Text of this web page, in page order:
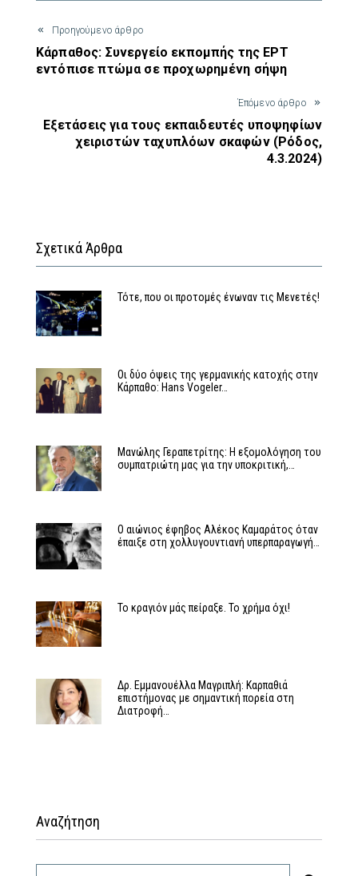
Προηγούμενο άρθρο
Κάρπαθος: Συνεργείο εκπομπής της ΕΡΤ
εντόπισε πτώμα σε προχωρημένη σήψη
Έπόμενο άρθρο
Εξετάσεις για τους εκπαιδευτές υποψηφίων
χειριστών ταχυπλόων σκαφών (Ρόδος,
4.3.2024)
Σχετικά Άρθρα
Τότε, που οι προτομές ένωναν τις Μενετές!
Οι δύο όψεις της γερμανικής κατοχής στην
Κάρπαθο: Hans Vogeler…
Μανώλης Γεραπετρίτης: Η εξομολόγηση του
συμπατριώτη μας για την υποκριτική,…
Ο αιώνιος έφηβος Αλέκος Καμαράτος όταν
έπαιξε στη χολλυγουντιανή υπερπαραγωγή…
Το κραγιόν μάς πείραξε. Το χρήμα όχι!
Δρ. Εμμανουέλλα Μαγριπλή: Καρπαθιά
επιστήμονας με σημαντική πορεία στη
Διατροφή…
Αναζήτηση